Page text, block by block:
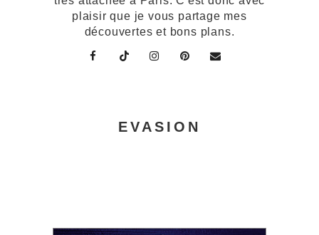
plaisir que je vous partage mes
découvertes et bons plans.
EVASION